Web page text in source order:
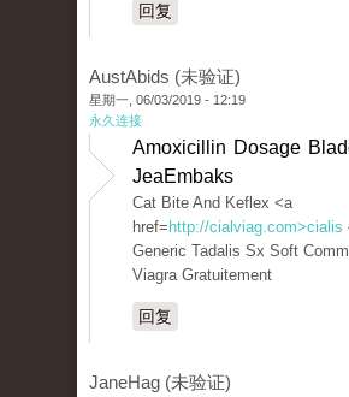
回复
AustAbids (未验证)
星期一, 06/03/2019 - 12:19
永久连接
Amoxicillin Dosage
JeaEmbaks
Cat Bite And Keflex <a
href= http://cialviag.com>cialis
Generic Tadalis Sx Soft
Viagra Gratuitement
回复
JaneHag (未验证)